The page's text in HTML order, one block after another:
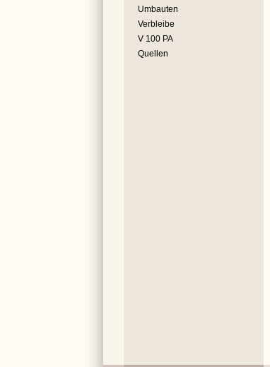
Umbauten
Verbleibe
V 100 PA
Quellen